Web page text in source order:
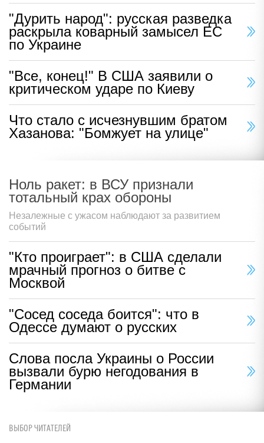
"Дурить народ": русская разведка
раскрыла коварный замысел ЕС
по Украине
"Все, конец!" В США заявили о
критическом ударе по Киеву
Что стало с исчезнувшим братом
Хазанова: "Бомжует на улице"
Ноль ракет: в ВСУ признали
тотальный крах обороны
Незалежные с ужасом наблюдают за развитием
событий
"Кто проиграет": в США сделали
мрачный прогноз о битве с
Москвой
"Сосед соседа боится": что в
Одессе думают о русских
Слова посла Украины о России
вызвали бурю негодования в
Германии
ВЫБОР ЧИТАТЕЛЕЙ